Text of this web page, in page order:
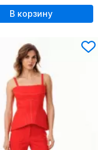
В корзину